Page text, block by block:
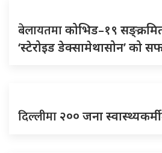
बेलायतमाकोभिड–१९
‘स्टेरोइड डेक्सामेथासोन’ को
दिल्लीमा २०० जना